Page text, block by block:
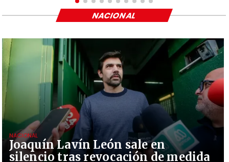
Joaquín Lavín León sale en
silencio tras revocación de medida
NACIONAL
NACIONAL